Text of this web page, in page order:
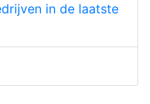
in de laatste